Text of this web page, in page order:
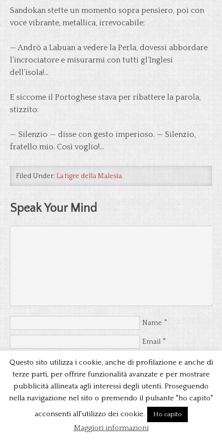
Sandokan stette un momento sopra pensiero, poi con
voce vibrante, metallica, irrevocabile:
— Andrò a Labuan a vedere la Perla, dovessi abbordare
l’incrociatore e misurarmi con tutti gl’Inglesi
dell’isola!…
E siccome il Portoghese stava per ribattere la parola,
stizzito:
— Silenzio — disse con gesto imperioso. — Silenzio,
fratello mio. Così voglio!…
Filed Under:La tigre della Malesia
Speak Your Mind
Name *
Email *
Website
Avvertimi via email in caso di risposte al mio commento.
Avvertimi via email alla pubblicazione di un nuovo articolo.
Questo sito utilizza i cookie, anche di profilazione e anche di
terze parti, per offrire funzionalità avanzate e per mostrare
pubblicità allineata agli interessi degli utenti. Proseguendo
nella navigazione nel sito o premendo il pulsante "ho capito"
acconsenti all'utilizzo dei cookie.
Ho capito
Maggiori informazioni